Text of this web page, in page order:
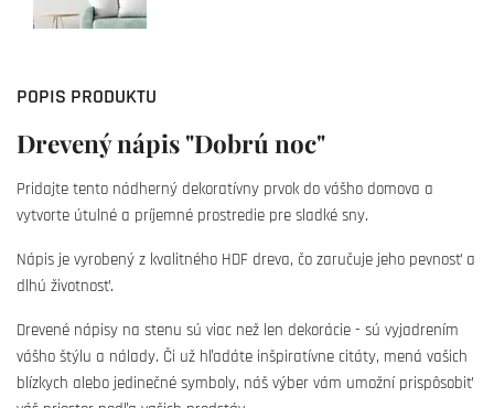
POPIS PRODUKTU
Drevený nápis "Dobrú noc"
Pridajte tento nádherný dekoratívny prvok do vášho domova a
vytvorte útulné a príjemné prostredie pre sladké sny.
Nápis je vyrobený z kvalitného HDF dreva, čo zaručuje jeho pevnosť a
dlhú životnosť.
Drevené nápisy na stenu sú viac než len dekorácie - sú vyjadrením
vášho štýlu a nálady. Či už hľadáte inšpiratívne citáty, mená vašich
blízkych alebo jedinečné symboly, náš výber vám umožní prispôsobiť